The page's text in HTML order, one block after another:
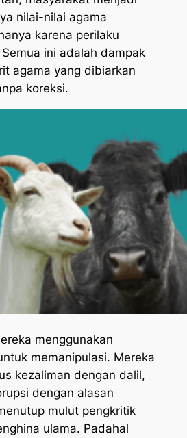
nilai-nilai agama
karena perilaku
ini adalah dampak
agama yang dibiarkan
koreksi.
menggunakan
memanipulasi. Mereka
kezaliman dengan dalil,
dengan alasan
mulut pengkritik
ulama. Padahal